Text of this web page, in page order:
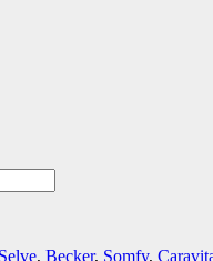
Selve, Becker, Somfy,